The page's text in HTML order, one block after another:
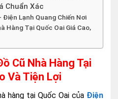
Chuẩn Xác
Điện Lạnh Quang Chiến Nơi
Hàng Tại Quốc Oai Giá Cao,
Cũ Nhà Hàng Tại
Và Tiện Lợi
hàng tại Quốc Oai của Điện